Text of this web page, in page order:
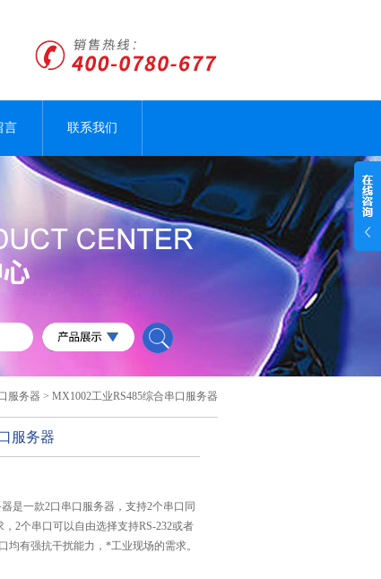
言 联系我们
服务器 > MX1002工业RS485综合串口服务器
服务器
是一款2口串口服务器，支持2个串口同
2个串口可以自由选择支持RS-232或者
均有强抗干扰能力，*工业现场的需求。